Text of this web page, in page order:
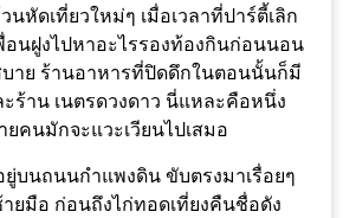
หัดเที่ยวใหม่ๆ เมื่อเวลาที่ปาร์ตี้เลิก
อนฝูงไปหาอะไรรองท้องกินก่อนนอน
าย ร้านอาหารที่ปิดดึกในตอนนั้นก็มี
ร้าน เนตรดวงดาว นี่แหละคือหนึ่ง
คนมักจะแวะเวียนไปเสมอ
ยู่บนถนนกำแพงดิน ขับตรงมาเรื่อยๆ
ยมือ ก่อนถึงไก่ทอดเที่ยงคืนชื่อดัง